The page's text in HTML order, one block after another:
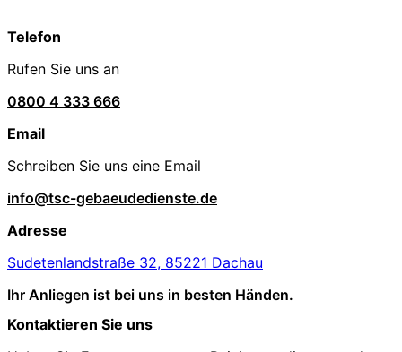
Telefon
Rufen Sie uns an
0800 4 333 666
Email
Schreiben Sie uns eine Email
info@tsc-gebaeudedienste.de
Adresse
Sudetenlandstraße 32, 85221 Dachau
Ihr Anliegen ist bei uns in besten Händen.
Kontaktieren Sie uns